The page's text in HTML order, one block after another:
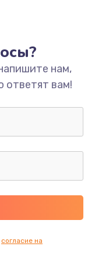
нам,
ответят вам!
согласие на